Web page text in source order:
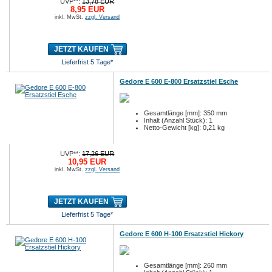
8,95 EUR
inkl. MwSt.zzgl. Versand
JETZT KAUFEN
Lieferfrist 5 Tage*
Gedore E 600 E-800 Ersatzstiel Esche
Gesamtlänge [mm]: 350 mm
Inhalt (Anzahl Stück): 1
Netto-Gewicht [kg]: 0,21 kg
UVP**:17,26 EUR
10,95 EUR
inkl. MwSt.zzgl. Versand
JETZT KAUFEN
Lieferfrist 5 Tage*
Gedore E 600 H-100 Ersatzstiel Hickory
Gesamtlänge [mm]: 260 mm